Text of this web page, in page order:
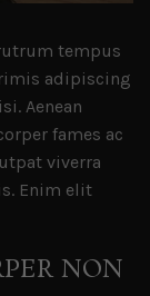
tempus
adipiscing
Aenean
fames ac
viverra
Enim elit
NON